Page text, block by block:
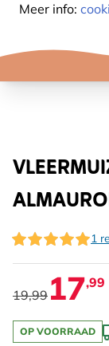
Meer info:
1
19,99 17,99
OP VOORRAAD